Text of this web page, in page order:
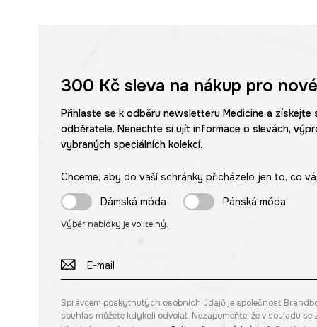
300 Kčsleva na nákup pro
Přihlaste se k odběru newsletteru Medicine a získejte
odběratele. Nenechte si ujít informace o slevách,
vybraných speciálních kolekcí.
Chceme, aby do vaší schránky přicházelo jen to, co
Dámská móda
Pánská móda
Výběr nabídky je volitelný.
Správcem poskytnutých osobních údajů je společnost
souhlas můžete kdykoli odvolat. Nezapomeňte, že v souladu